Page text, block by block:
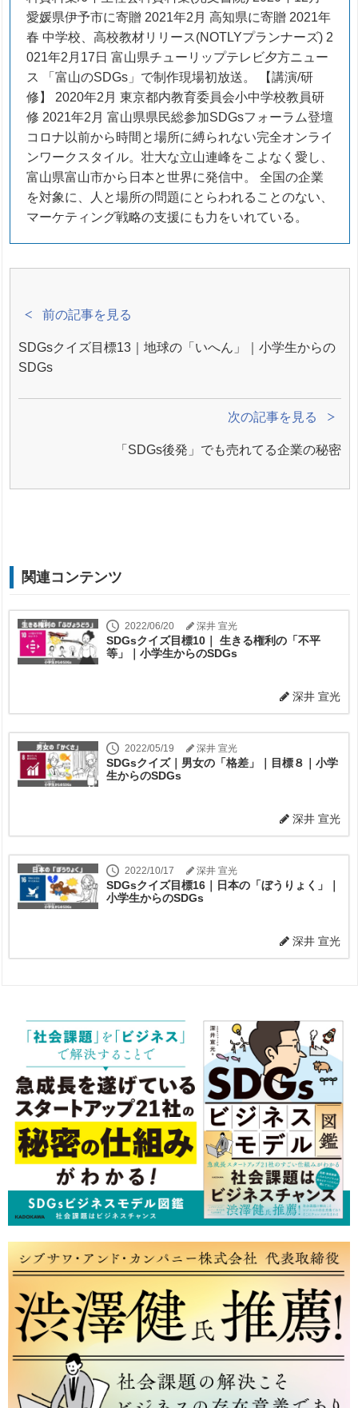
愛媛県伊予市に寄贈 2021年2月 高知県に寄贈 2021年
春 中学校、高校教材リリース(NOTLYプランナーズ) 2
021年2月17日 富山県チューリップテレビ夕方ニュー
ス 「富山のSDGs」で制作現場初放送。 【講演/研
修】 2020年2月 東京都内教育委員会小中学校教員研
修 2021年2月 富山県県民総参加SDGsフォーラム登壇
コロナ以前から時間と場所に縛られない完全オンライ
ンワークスタイル。壮大な立山連峰をこよなく愛し、
富山県富山市から日本と世界に発信中。 全国の企業
を対象に、人と場所の問題にとらわれることのない、
マーケティング戦略の支援にも力をいれている。
前の記事を見る
SDGsクイズ目標13｜地球の「いへん」｜小学生からの
SDGs
次の記事を見る
「SDGs後発」でも売れてる企業の秘密
関連コンテンツ
2022/06/20 深井 宣光
SDGsクイズ目標10｜ 生きる権利の「不平
等」｜小学生からのSDGs
深井 宣光
2022/05/19 深井 宣光
SDGsクイズ｜男女の「格差」｜目標８｜小学
生からのSDGs
深井 宣光
2022/10/17 深井 宣光
SDGsクイズ目標16｜日本の「ぼうりょく」｜
小学生からのSDGs
深井 宣光